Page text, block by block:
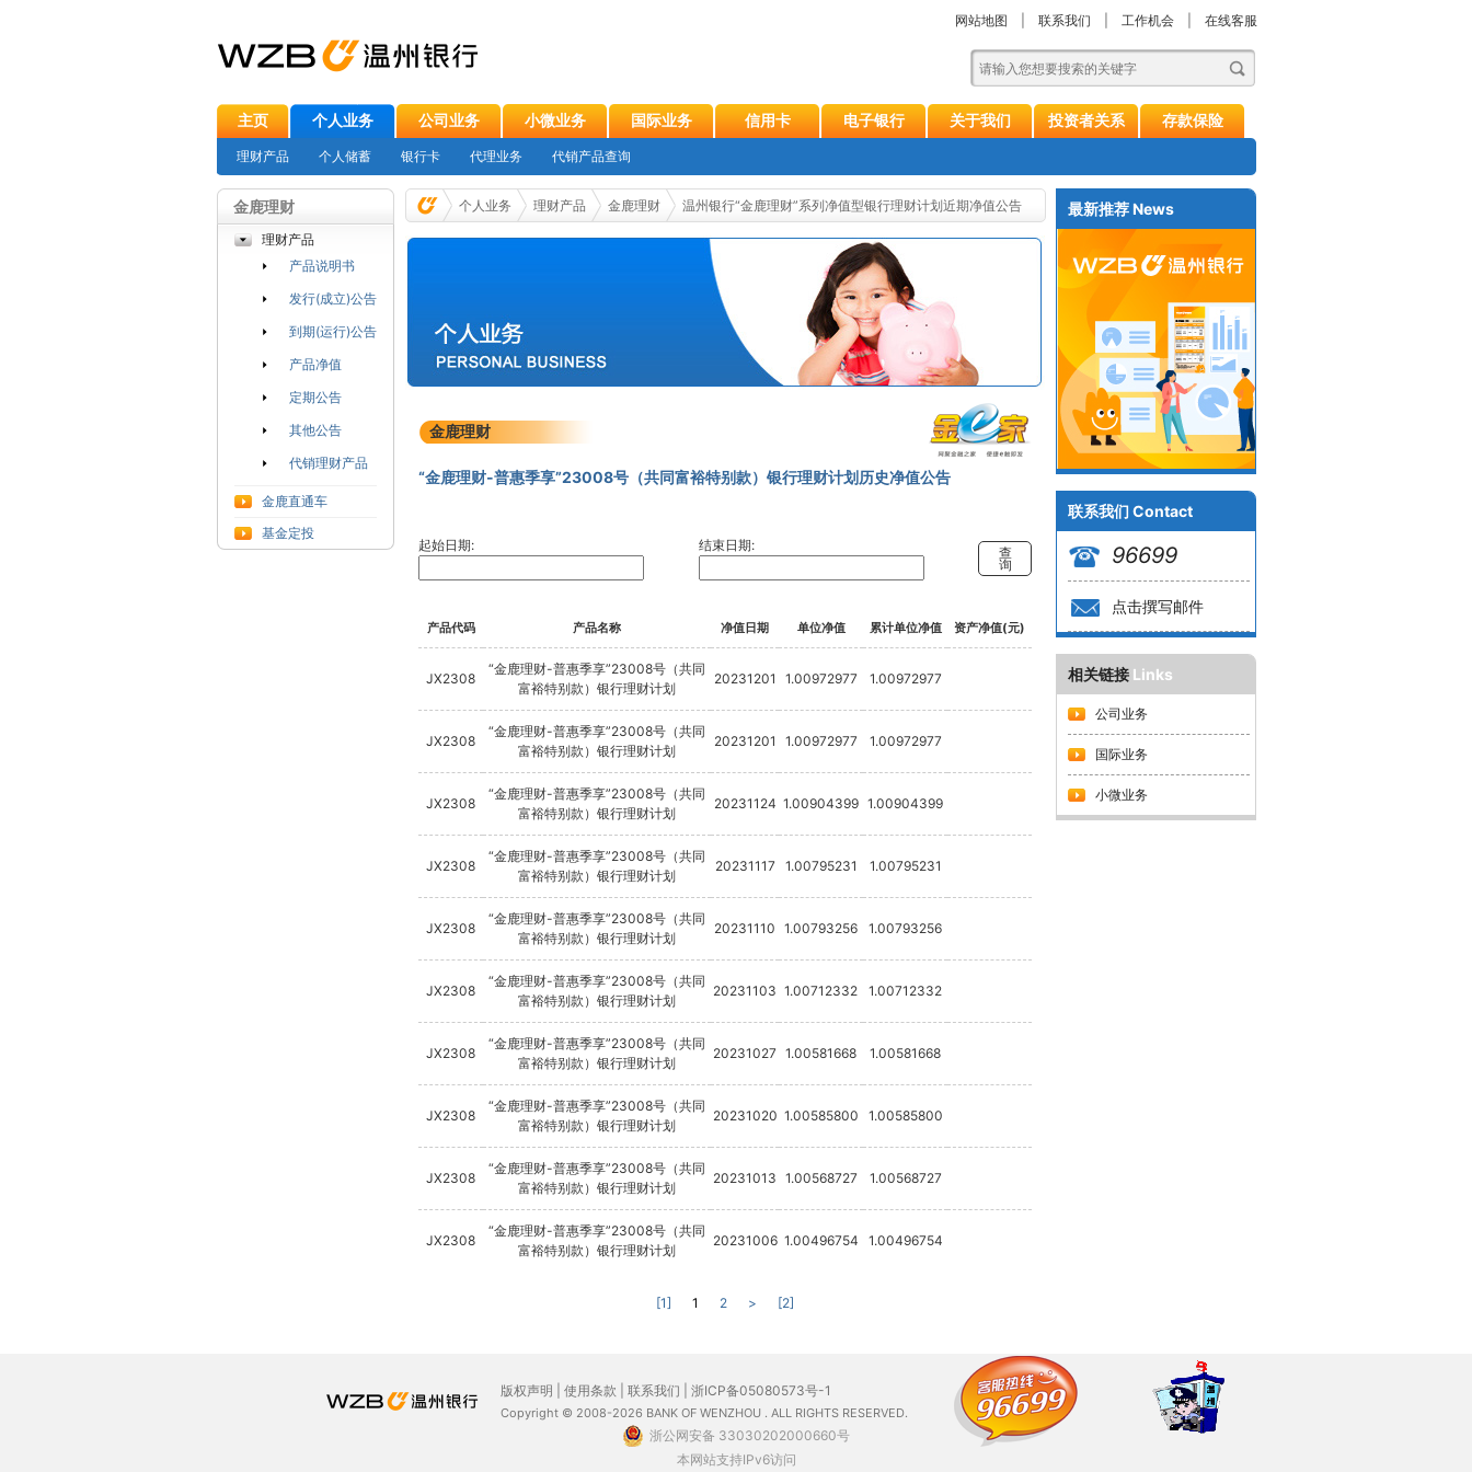
网站地图 联系我们 工作机会 在线客服
主页 个人业务 公司业务 小微业务 国际业务 信用卡 电子银行 关于我们 投资者关系 存款保险
理财产品 个人储蓄 银行卡 代理业务 代销产品查询
金鹿理财
理财产品
产品说明书
发行(成立)公告
到期(运行)公告
产品净值
定期公告
其他公告
代销理财产品
金鹿直通车
基金定投
个人业务 理财产品 金鹿理财 温州银行“金鹿理财”系列净值型银行理财计划近期净值公告
金鹿理财
“金鹿理财-普惠季享”23008号（共同富裕特别款）银行理财计划历史净值公告
起始日期: 结束日期: 查
询
产品代码 产品名称 净值日期 单位净值 累计单位净值 资产净值(元)
JX2308
“金鹿理财-普惠季享”23008号（共同
富裕特别款）银行理财计划
20231201 1.00972977 1.00972977
JX2308
“金鹿理财-普惠季享”23008号（共同
富裕特别款）银行理财计划
20231201 1.00972977 1.00972977
JX2308
“金鹿理财-普惠季享”23008号（共同
富裕特别款）银行理财计划
20231124 1.00904399 1.00904399
JX2308
“金鹿理财-普惠季享”23008号（共同
富裕特别款）银行理财计划
20231117 1.00795231 1.00795231
JX2308
“金鹿理财-普惠季享”23008号（共同
富裕特别款）银行理财计划
20231110 1.00793256 1.00793256
JX2308
“金鹿理财-普惠季享”23008号（共同
富裕特别款）银行理财计划
20231103 1.00712332 1.00712332
JX2308
“金鹿理财-普惠季享”23008号（共同
富裕特别款）银行理财计划
20231027 1.00581668 1.00581668
JX2308
“金鹿理财-普惠季享”23008号（共同
富裕特别款）银行理财计划
20231020 1.00585800 1.00585800
JX2308
“金鹿理财-普惠季享”23008号（共同
富裕特别款）银行理财计划
20231013 1.00568727 1.00568727
JX2308
“金鹿理财-普惠季享”23008号（共同
富裕特别款）银行理财计划
20231006 1.00496754 1.00496754
[1] 1 2 > [2]
最新推荐News
联系我们Contact
96699
点击撰写邮件
相关链接 Links
公司业务
国际业务
小微业务
版权声明 使用条款 联系我们 浙ICP备05080573号-1
Copyright © 2008-2026 BANK OF WENZHOU . ALL RIGHTS RESERVED.
浙公网安备 33030202000660号
本网站支持IPv6访问